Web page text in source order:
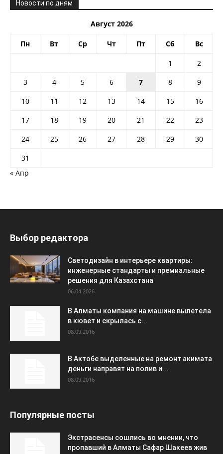
Новости по дням
Август 2026
Пн Вт Ср Чт Пт Сб Вс
1
2
3
4 5 6 7 8
9
10
11 12 13 14 15
16
17
18 19 20 21 22
23
24
25 26 27 28 29
30
31
« Апр
Выбор редактора
Светодизайн в интерьере квартиры:
инженерные стандарты и премиальные
решения для Казахстана
06.04.2026
В Алматы компания на машине вылетела
в кювет и скрылась с...
08.09.2016
В Актобе выделенные на ремонт акимата
деньги направят на полив и...
08.09.2016
Популярные посты
Экстрасенсы сошлись во мнении, что
пропавший в Алматы Сафар Шакеев жив